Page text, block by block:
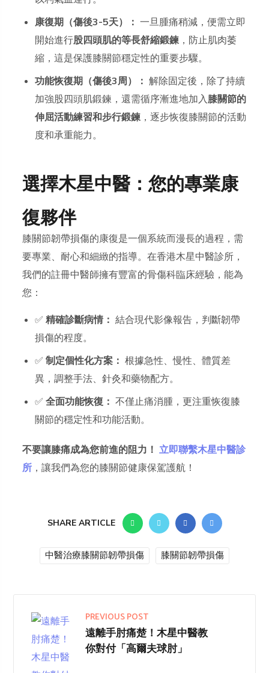
康復期（傷後3-5天）： 一旦腫痛稍減，便需立即
開始進行股四頭肌的等長舒縮鍛鍊 ，防止肌肉萎
縮，這是保護膝關節穩定性的重要步驟。
功能恢復期（傷後3周）： 解除固定後，除了持續
加強股四頭肌鍛鍊，還需循序漸進地加入膝關節的
伸屈活動練習和步行鍛鍊 ，逐步恢復膝關節的活動
度和承重能力。
選擇木星中醫：您的專業康
復夥伴
膝關節韌帶損傷的康復是一個系統而漫長的過程，需
要專業、耐心和細緻的指導。在香港木星中醫診所，
我們的註冊中醫師擁有豐富的骨傷科臨床經驗，能為
您：
✅精確診斷病情： 結合現代影像報告，判斷韌帶
損傷的程度。
✅制定個性化方案： 根據急性、慢性、體質差
異，調整手法、針灸和藥物配方。
✅全面功能恢復： 不僅止痛消腫，更注重恢復膝
關節的穩定性和功能活動。
不要讓膝痛成為您前進的阻力！ 立即聯繫木星中醫診
所 ，讓我們為您的膝關節健康保駕護航！
SHARE ARTICLE
中醫治療膝關節韌帶損傷 膝關節韌帶損傷
PREVIOUS POST
遠離手肘痛楚！木星中醫教
你對付「高爾夫球肘」